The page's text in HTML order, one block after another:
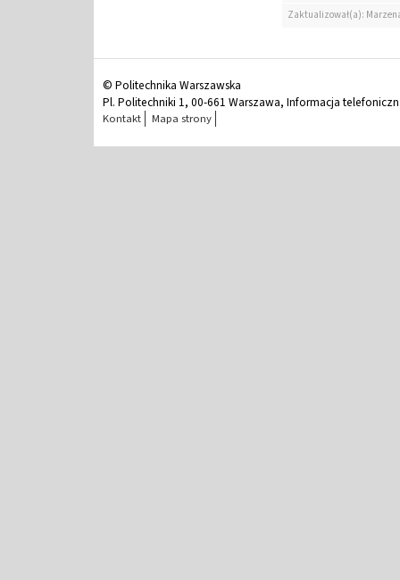
Zaktualizował(a):
© Politechnika Warszawska
Pl. Politechniki 1, 00-661 Warszawa, Informacja
Kontakt Mapa strony